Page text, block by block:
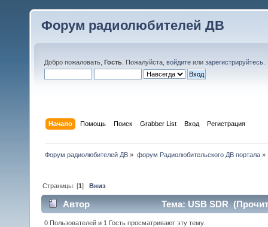
Форум радиолюбителей ДВ
Добро пожаловать, Гость . Пожалуйста, войдите или зарегистрируйтесь
Начало Помощь Поиск Grabber List Вход Регистрация
Форум радиолюбителей ДВ » форум Радиолюбительского ДВ портала»
Страницы: [1]Вниз
Автор Тема: USB SDR
0 Пользователей и 1 Гость просматривают эту тему.